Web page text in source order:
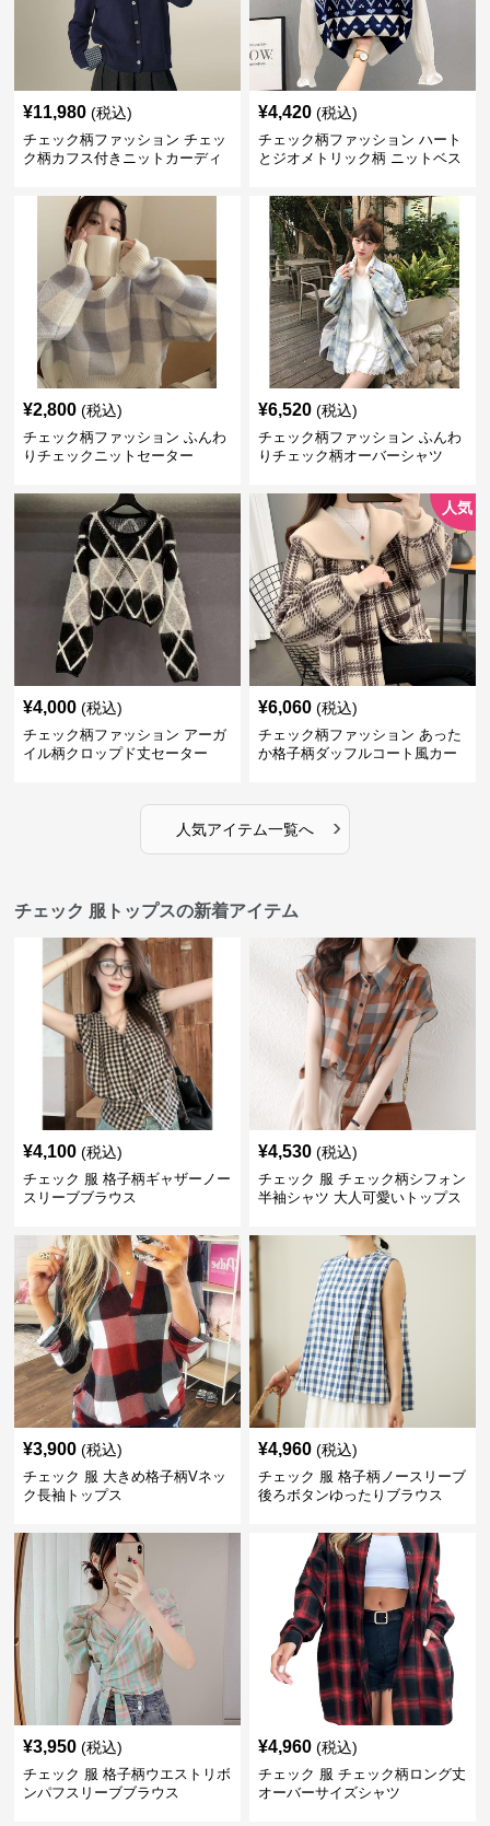
¥11,980 (税込)
チェック柄ファッション チェッ
ク柄カフス付きニットカーディ
¥4,420 (税込)
チェック柄ファッション ハート
とジオメトリック柄 ニットベス
¥2,800 (税込)
チェック柄ファッション ふんわ
りチェックニットセーター
¥6,520 (税込)
チェック柄ファッション ふんわ
りチェック柄オーバーシャツ
¥4,000 (税込)
チェック柄ファッション アーガ
イル柄クロップド丈セーター
人気
¥6,060 (税込)
チェック柄ファッション あった
か格子柄ダッフルコート風カー
人気アイテム一覧へ ›
チェック 服トップスの新着アイテム
¥4,100 (税込)
チェック 服 格子柄ギャザーノー
スリーブブラウス
¥4,530 (税込)
チェック 服 チェック柄シフォン
半袖シャツ 大人可愛いトップス
¥3,900 (税込)
チェック 服 大きめ格子柄Vネッ
ク長袖トップス
¥4,960 (税込)
チェック 服 格子柄ノースリーブ
後ろボタンゆったりブラウス
¥3,950 (税込)
チェック 服 格子柄ウエストリボ
ンパフスリーブブラウス
¥4,960 (税込)
チェック 服 チェック柄ロング丈
オーバーサイズシャツ